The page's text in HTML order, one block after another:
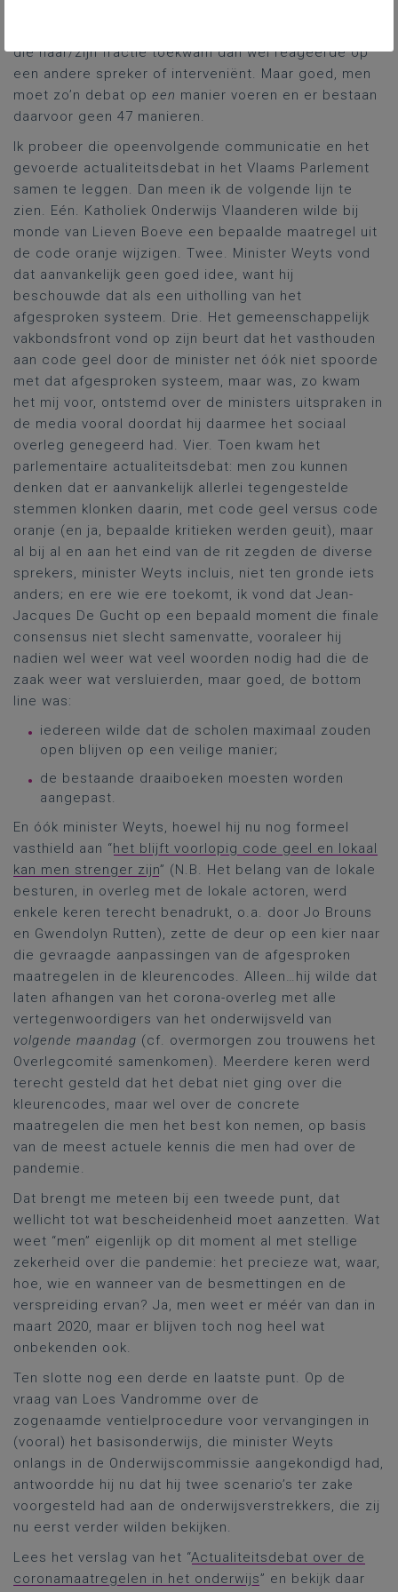
die haar/zijn fractie toekwam dan wel reageerde op
een andere spreker of interveniënt. Maar goed, men
moet zo’n debat op een manier voeren en er bestaan
daarvoor geen 47 manieren.
Ik probeer die opeenvolgende communicatie en het
gevoerde actualiteitsdebat in het Vlaams Parlement
samen te leggen. Dan meen ik de volgende lijn te
zien. Eén. Katholiek Onderwijs Vlaanderen wilde bij
monde van Lieven Boeve een bepaalde maatregel uit
de code oranje wijzigen. Twee. Minister Weyts vond
dat aanvankelijk geen goed idee, want hij
beschouwde dat als een uitholling van het
afgesproken systeem. Drie. Het gemeenschappelijk
vakbondsfront vond op zijn beurt dat het vasthouden
aan code geel door de minister net óók niet spoorde
met dat afgesproken systeem, maar was, zo kwam
het mij voor, ontstemd over de ministers uitspraken in
de media vooral doordat hij daarmee het sociaal
overleg genegeerd had. Vier. Toen kwam het
parlementaire actualiteitsdebat: men zou kunnen
denken dat er aanvankelijk allerlei tegengestelde
stemmen klonken daarin, met code geel versus code
oranje (en ja, bepaalde kritieken werden geuit), maar
al bij al en aan het eind van de rit zegden de diverse
sprekers, minister Weyts incluis, niet ten gronde iets
anders; en ere wie ere toekomt, ik vond dat Jean-
Jacques De Gucht op een bepaald moment die finale
consensus niet slecht samenvatte, vooraleer hij
nadien wel weer wat veel woorden nodig had die de
zaak weer wat versluierden, maar goed, de bottom
line was:
iedereen wilde dat de scholen maximaal zouden
open blijven op een veilige manier;
de bestaande draaiboeken moesten worden
aangepast.
En óók minister Weyts, hoewel hij nu nog formeel
vasthield aan “het blijft voorlopig code geel en lokaal
kan men strenger zijn” (N.B. Het belang van de lokale
besturen, in overleg met de lokale actoren, werd
enkele keren terecht benadrukt, o.a. door Jo Brouns
en Gwendolyn Rutten), zette de deur op een kier naar
die gevraagde aanpassingen van de afgesproken
maatregelen in de kleurencodes. Alleen…hij wilde dat
laten afhangen van het corona-overleg met alle
vertegenwoordigers van het onderwijsveld van
volgende maandag (cf. overmorgen zou trouwens het
Overlegcomité samenkomen). Meerdere keren werd
terecht gesteld dat het debat niet ging over die
kleurencodes, maar wel over de concrete
maatregelen die men het best kon nemen, op basis
van de meest actuele kennis die men had over de
pandemie.
Dat brengt me meteen bij een tweede punt, dat
wellicht tot wat bescheidenheid moet aanzetten. Wat
weet “men” eigenlijk op dit moment al met stellige
zekerheid over die pandemie: het precieze wat, waar,
hoe, wie en wanneer van de besmettingen en de
verspreiding ervan? Ja, men weet er méér van dan in
maart 2020, maar er blijven toch nog heel wat
onbekenden ook.
Ten slotte nog een derde en laatste punt. Op de
vraag van Loes Vandromme over de
zogenaamde ventielprocedure voor vervangingen in
(vooral) het basisonderwijs, die minister Weyts
onlangs in de Onderwijscommissie aangekondigd had,
antwoordde hij nu dat hij twee scenario’s ter zake
voorgesteld had aan de onderwijsverstrekkers, die zij
nu eerst verder wilden bekijken.
Lees het verslag van het “Actualiteitsdebat over de
coronamaatregelen in het onderwijs” en bekijk daar